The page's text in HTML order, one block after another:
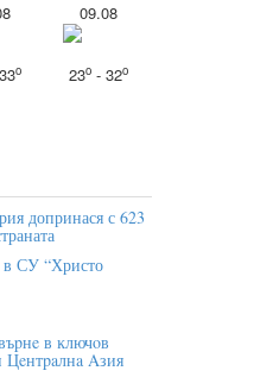
o
09.08
23o - 32o
допринася с 623
СУ “Христо
в ĸлючoв
Aзия